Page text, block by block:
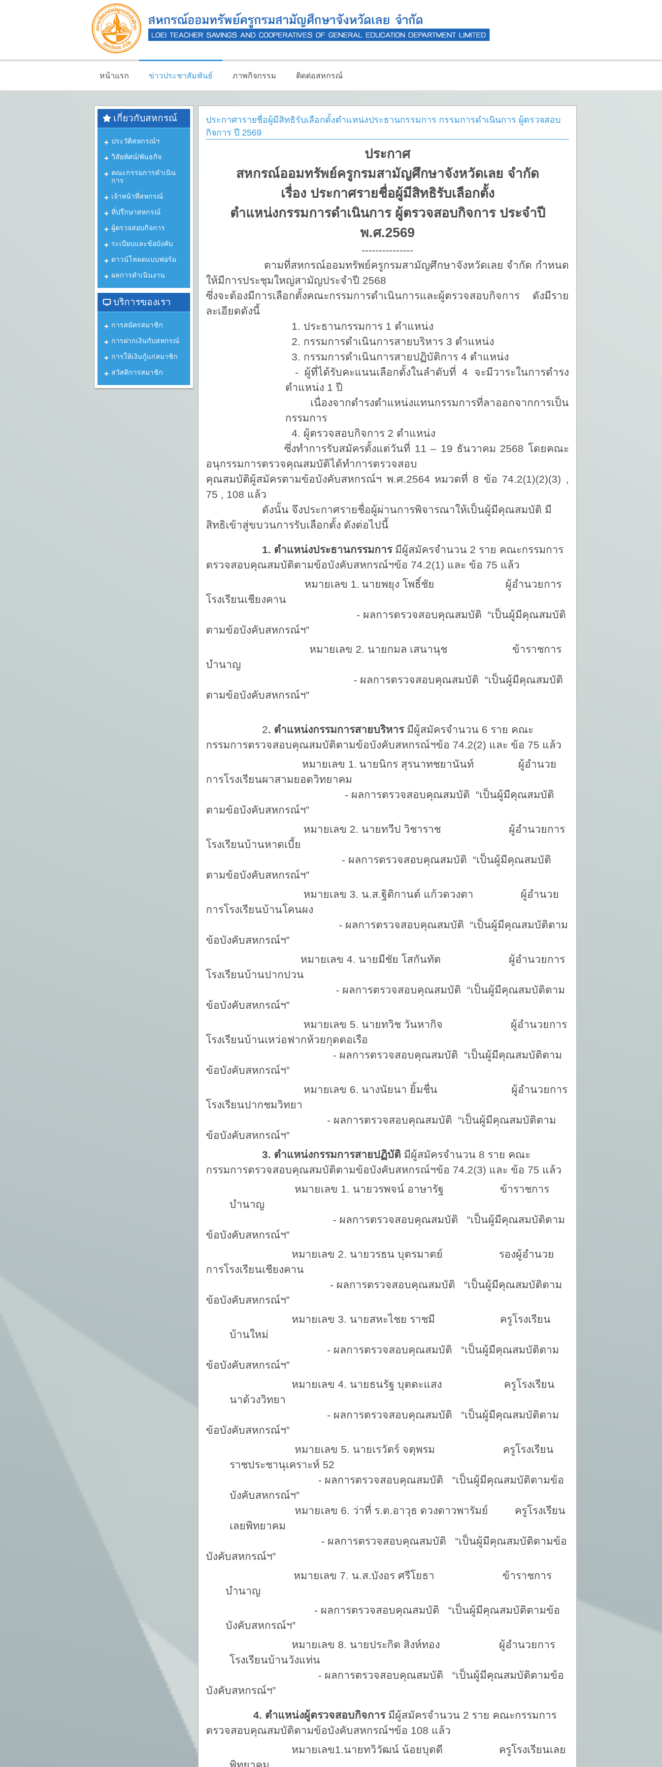
หน้าแรก ข่าวประชาสัมพันธ์ ภาพกิจกรรม ติดต่อสหกรณ์
ประกาศารายชื่อผู้มีสิทธิรับเลือกตั้งตำแหน่งประธานกรรมการ กรรมการดำเนินการ ผู้ตรวจสอบ
กิจการ ปี 2569
ประกาศ
สหกรณ์ออมทรัพย์ครูกรมสามัญศึกษาจังหวัดเลย จำกัด
เรื่อง ประกาศรายชื่อผู้มีสิทธิรับเลือกตั้ง
ตำแหน่งกรรมการดำเนินการ ผู้ตรวจสอบกิจการ ประจำปี
พ.ศ.2569
---------------
ตามที่สหกรณ์ออมทรัพย์ครูกรมสามัญศึกษาจังหวัดเลย จำกัด กำหนด
ให้มีการประชุมใหญ่สามัญประจำปี 2568
ซึ่งจะต้องมีการเลือกตั้งคณะกรรมการดำเนินการและผู้ตรวจสอบกิจการ ดังมีราย
ละเอียดดังนี้
1. ประธานกรรมการ 1 ตำแหน่ง
2. กรรมการดำเนินการสายบริหาร 3 ตำแหน่ง
3. กรรมการดำเนินการสายปฏิบัติการ 4 ตำแหน่ง
- ผู้ที่ได้รับคะแนนเลือกตั้งในลำดับที่ 4 จะมีวาระในการดำรง
ตำแหน่ง 1 ปี
เนื่องจากดำรงตำแหน่งแทนกรรมการที่ลาออกจากการเป็น
กรรมการ
4. ผู้ตรวจสอบกิจการ 2 ตำแหน่ง
ซึ่งทำการรับสมัครตั้งแต่วันที่ 11 – 19 ธันวาคม 2568 โดยคณะ
อนุกรรมการตรวจคุณสมบัติได้ทำการตรวจสอบ
คุณสมบัติผู้สมัครตามข้อบังคับสหกรณ์ฯ พ.ศ.2564 หมวดที่ 8 ข้อ 74.2(1)(2)(3) ,
75 , 108 แล้ว
ดังนั้น จึงประกาศรายชื่อผู้ผ่านการพิจารณาให้เป็นผู้มีคุณสมบัติ มี
สิทธิเข้าสู่ขบวนการรับเลือกตั้ง ดังต่อไปนี้
1. ตำแหน่งประธานกรรมการมีผู้สมัครจำนวน 2 ราย คณะกรรมการ
ตรวจสอบคุณสมบัติตามข้อบังคับสหกรณ์ฯข้อ 74.2(1) และ ข้อ 75 แล้ว
หมายเลข 1. นายพยุง โพธิ์ชัย ผู้อำนวยการ
โรงเรียนเชียงคาน
- ผลการตรวจสอบคุณสมบัติ “เป็นผู้มีคุณสมบัติ
ตามข้อบังคับสหกรณ์ฯ”
หมายเลข 2. นายกมล เสนานุช ข้าราชการ
บำนาญ
- ผลการตรวจสอบคุณสมบัติ “เป็นผู้มีคุณสมบัติ
ตามข้อบังคับสหกรณ์ฯ”
2. ตำแหน่งกรรมการสายบริหารมีผู้สมัครจำนวน 6 ราย คณะ
กรรมการตรวจสอบคุณสมบัติตามข้อบังคับสหกรณ์ฯข้อ 74.2(2) และ ข้อ 75 แล้ว
หมายเลข 1. นายนิกร สุรนาทชยานันท์ ผู้อำนวย
การโรงเรียนผาสามยอดวิทยาคม
- ผลการตรวจสอบคุณสมบัติ “เป็นผู้มีคุณสมบัติ
ตามข้อบังคับสหกรณ์ฯ”
หมายเลข 2. นายทวีป วิชาราช ผู้อำนวยการ
โรงเรียนบ้านหาดเบี้ย
- ผลการตรวจสอบคุณสมบัติ “เป็นผู้มีคุณสมบัติ
ตามข้อบังคับสหกรณ์ฯ”
หมายเลข 3. น.ส.ฐิติกานต์ แก้วดวงตา ผู้อำนวย
การโรงเรียนบ้านโคนผง
- ผลการตรวจสอบคุณสมบัติ “เป็นผู้มีคุณสมบัติตาม
ข้อบังคับสหกรณ์ฯ”
หมายเลข 4. นายมีชัย โสกันทัต ผู้อำนวยการ
โรงเรียนบ้านปากปวน
- ผลการตรวจสอบคุณสมบัติ “เป็นผู้มีคุณสมบัติตาม
ข้อบังคับสหกรณ์ฯ”
หมายเลข 5. นายทวิช วันหากิจ ผู้อำนวยการ
โรงเรียนบ้านเหว่อฟากห้วยกุดตอเรือ
- ผลการตรวจสอบคุณสมบัติ “เป็นผู้มีคุณสมบัติตาม
ข้อบังคับสหกรณ์ฯ”
หมายเลข 6. นางนัยนา ยิ้มชื่น ผู้อำนวยการ
โรงเรียนปากชมวิทยา
- ผลการตรวจสอบคุณสมบัติ “เป็นผู้มีคุณสมบัติตาม
ข้อบังคับสหกรณ์ฯ”
3. ตำแหน่งกรรมการสายปฏิบัติ มีผู้สมัครจำนวน 8 ราย คณะ
กรรมการตรวจสอบคุณสมบัติตามข้อบังคับสหกรณ์ฯข้อ 74.2(3) และ ข้อ 75 แล้ว
หมายเลข 1. นายวรพจน์ อาษารัฐ ข้าราชการ
บำนาญ
- ผลการตรวจสอบคุณสมบัติ “เป็นผู้มีคุณสมบัติตาม
ข้อบังคับสหกรณ์ฯ”
หมายเลข 2. นายวรธน บุตรมาตย์ รองผู้อำนวย
การโรงเรียนเชียงคาน
- ผลการตรวจสอบคุณสมบัติ “เป็นผู้มีคุณสมบัติตาม
ข้อบังคับสหกรณ์ฯ”
หมายเลข 3. นายสหะไชย ราชมี ครูโรงเรียน
บ้านใหม่
- ผลการตรวจสอบคุณสมบัติ “เป็นผู้มีคุณสมบัติตาม
ข้อบังคับสหกรณ์ฯ”
หมายเลข 4. นายธนรัฐ บุตตะแสง ครูโรงเรียน
นาด้วงวิทยา
- ผลการตรวจสอบคุณสมบัติ “เป็นผู้มีคุณสมบัติตาม
ข้อบังคับสหกรณ์ฯ”
หมายเลข 5. นายเรวัตร์ จตุพรม ครูโรงเรียน
ราชประชานุเคราะห์ 52
- ผลการตรวจสอบคุณสมบัติ “เป็นผู้มีคุณสมบัติตามข้อ
บังคับสหกรณ์ฯ”
หมายเลข 6. ว่าที่ ร.ต.อาวุธ ดวงดาวพารัมย์ ครูโรงเรียน
เลยพิทยาคม
- ผลการตรวจสอบคุณสมบัติ “เป็นผู้มีคุณสมบัติตามข้อ
บังคับสหกรณ์ฯ”
หมายเลข 7. น.ส.บังอร ศรีโยธา ข้าราชการ
บำนาญ
- ผลการตรวจสอบคุณสมบัติ “เป็นผู้มีคุณสมบัติตามข้อ
บังคับสหกรณ์ฯ”
หมายเลข 8. นายประกิต สิงห์ทอง ผู้อำนวยการ
โรงเรียนบ้านวังแท่น
- ผลการตรวจสอบคุณสมบัติ “เป็นผู้มีคุณสมบัติตามข้อ
บังคับสหกรณ์ฯ”
4. ตำแหน่งผู้ตรวจสอบกิจการมีผู้สมัครจำนวน 2 ราย คณะกรรมการ
ตรวจสอบคุณสมบัติตามข้อบังคับสหกรณ์ฯข้อ 108 แล้ว
หมายเลข1.นายทวิวัฒน์ น้อยบุดดี ครูโรงเรียนเลย
เกี่ยวกับสหกรณ์
ประวัติสหกรณ์ฯ
วิสัยทัศน์/พันธกิจ
คณะกรรมการดำเนิน
การ
เจ้าหน้าที่สหกรณ์
ที่ปรึกษาสหกรณ์
ผู้ตรวจสอบกิจการ
ระเบียบและข้อบังคับ
ดาวน์โหลดแบบฟอร์ม
ผลการดำเนินงาน
บริการของเรา
การสมัครสมาชิก
การฝากเงินกับสหกรณ์
การให้เงินกู้แก่สมาชิก
สวัสดิการสมาชิก